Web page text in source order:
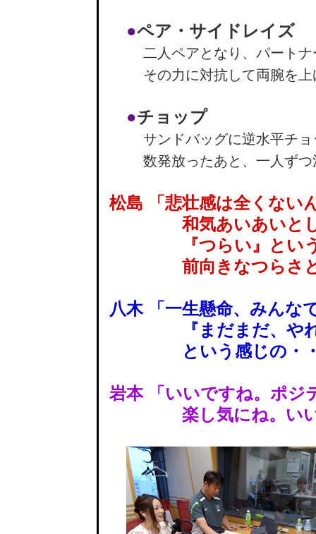
●ペア・サイドレイズ
二人ペアとなり、パート
その力に対抗して両腕を
●チョップ
サンドバッグに逆水平チ
数発放ったあと、一人ず
松島 「悲壮感は全くない
和気あいあいとし
『つらい』という
前向きなつらさと
八木 「一生懸命、みん
『まだまだ、やれ
という感じの・・
岩本 「いいですね。ポジ
楽し気にね。いい